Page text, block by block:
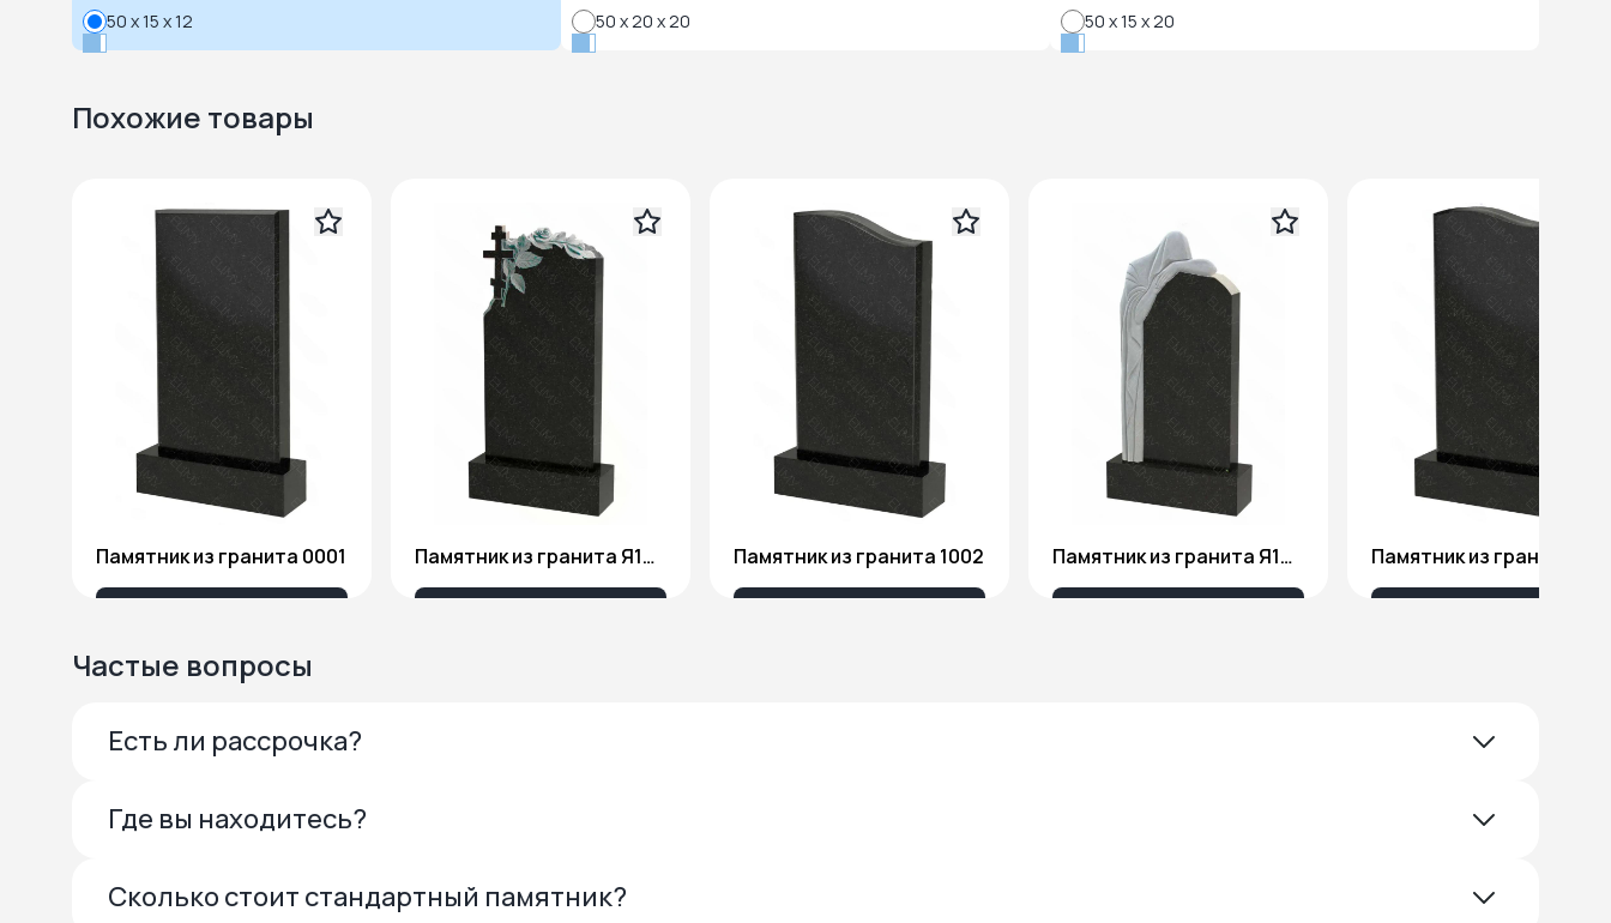
50 x 15 x 12 50 x 20 x 20 50 x 15 x 20
Похожие товары
Памятник из гранита 0001 Памятник из гранита Я1806 Памятник из гранита 1002 Памятник из гранита Я1801 Памятник из гранита
Частые вопросы
Есть ли рассрочка?
Где вы находитесь?
Сколько стоит стандартный памятник?